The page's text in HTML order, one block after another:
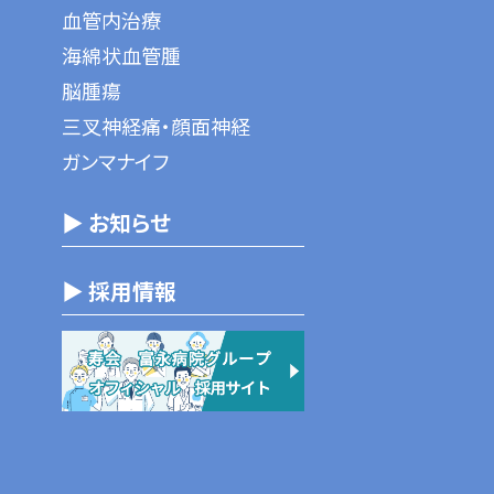
血管内治療
海綿状血管腫
脳腫瘍
三叉神経痛・顔面神経
ガンマナイフ
▶ お知らせ
▶ 採用情報